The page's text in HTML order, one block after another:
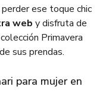
ese toque chic
web y disfruta de
Primavera
sus prendas.
para mujer en